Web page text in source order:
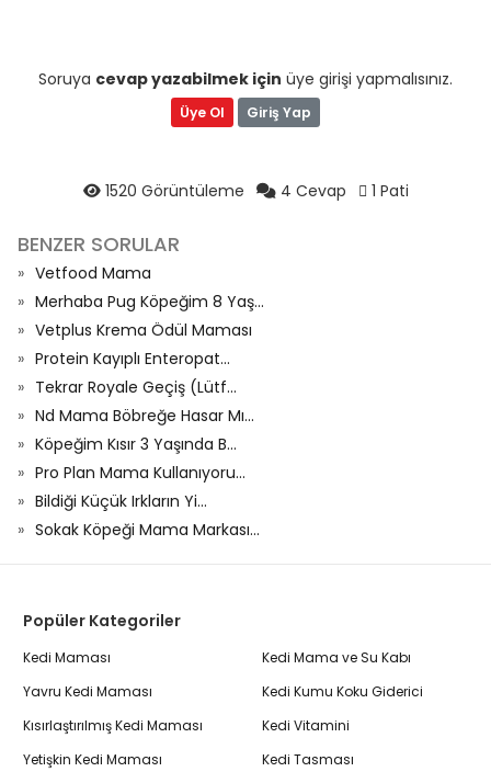
Soruya cevap yazabilmek için üye girişi yapmalısınız.
Üye Ol Giriş Yap
1520 Görüntüleme 4 Cevap 1 Pati
BENZER SORULAR
Vetfood Mama
Merhaba Pug Köpeğim 8 Yaş...
Vetplus Krema Ödül Maması
Protein Kayıplı Enteropat...
Tekrar Royale Geçiş (Lütf...
Nd Mama Böbreğe Hasar Mı...
Köpeğim Kısır 3 Yaşında B...
Pro Plan Mama Kullanıyoru...
Bildiği Küçük Irkların Yi...
Sokak Köpeği Mama Markası...
Popüler Kategoriler
Kedi Maması
Yavru Kedi Maması
Kısırlaştırılmış Kedi Maması
Yetişkin Kedi Maması
Kedi Mama ve Su Kabı
Kedi Kumu Koku Giderici
Kedi Vitamini
Kedi Tasması